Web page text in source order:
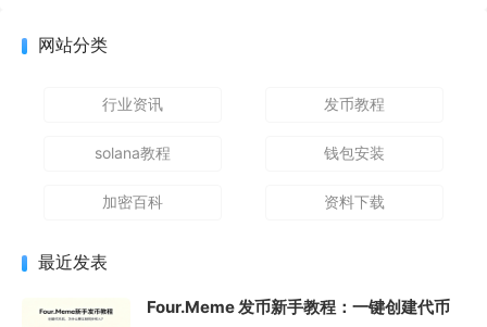
网站分类
行业资讯 发币教程
solana教程 钱包安装
加密百科 资料下载
最近发表
Four.Meme 发币新手教程：一键创建代币